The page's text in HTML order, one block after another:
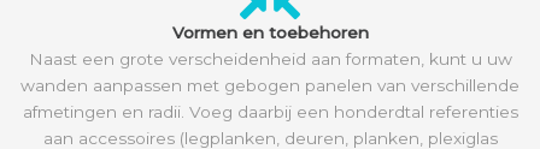
Vormen en toebehoren
Naast een grote verscheidenheid aan formaten, kunt u uw
wanden aanpassen met gebogen panelen van verschillende
afmetingen en radii. Voeg daarbij een honderdtal referenties
aan accessoires (legplanken, deuren, planken, plexiglas